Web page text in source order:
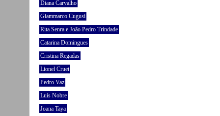
Diana Carvalho
Giammarco Cugusi
Rita Senra e João Pedro Trindade
Catarina Domingues
Cristina Regadas
Lionel Cruet
Pedro Vaz
Luís Nobre
Joana Taya